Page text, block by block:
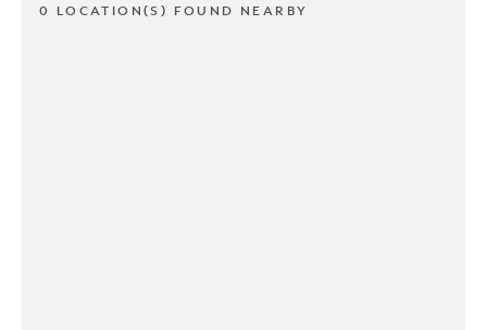
0 LOCATION(S) FOUND NEARBY